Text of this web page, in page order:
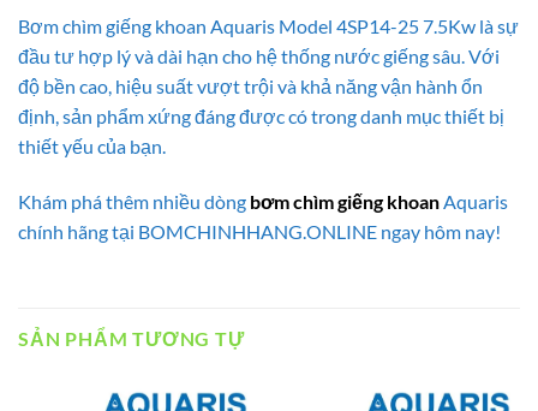
Bơm chìm giếng khoan Aquaris Model 4SP14-25 7.5Kw là sự
đầu tư hợp lý và dài hạn cho hệ thống nước giếng sâu. Với
độ bền cao, hiệu suất vượt trội và khả năng vận hành ổn
định, sản phẩm xứng đáng được có trong danh mục thiết bị
thiết yếu của bạn.
Khám phá thêm nhiều dòng bơm chìm giếng khoanAquaris
chính hãng tại BOMCHINHHANG.ONLINE ngay hôm nay!
SẢN PHẨM TƯƠNG TỰ